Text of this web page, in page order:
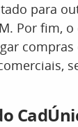
para
Por fim,
compras